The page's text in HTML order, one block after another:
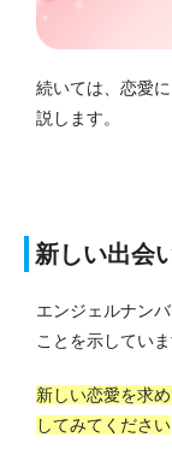
続いては、恋愛
説します。
新しい出会
エンジェルナン
ことを示していま
新しい恋愛を求
してみてください